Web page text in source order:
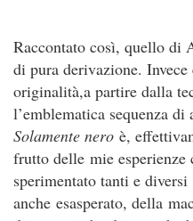
Raccontato così, quello di
di pura derivazione.
originalità,a partire dalla
l’emblematica sequenza
Solamente nero è,
frutto delle mie
sperimentato tanti e
anche esasperato, della